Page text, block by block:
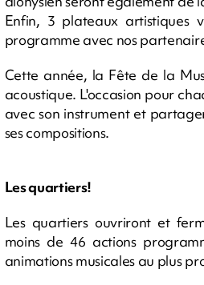
Enfin, 3 plateaux artistiques
programme avec nos
Cette année, la Fête de la
acoustique. L'occasion pour
avec son instrument et
ses compositions.
Les quartiers!
Les quartiers ouvriront et
moins de 46 actions
animations musicales au plus